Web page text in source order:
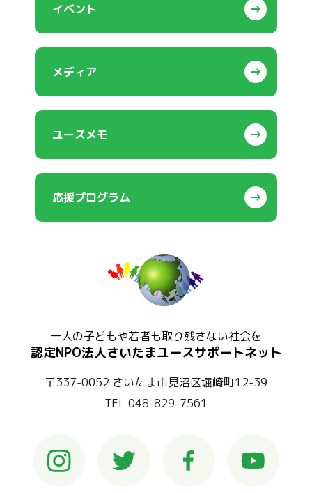
イベント
メディア
ユースメモ
応援プログラム
一人の子どもや若者も取り残さない社会を
認定NPO法人さいたまユースサポートネット
〒337-0052 さいたま市見沼区堀崎町12-39
TEL 048-829-7561